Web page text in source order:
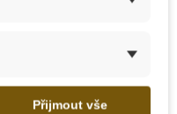
na výrobu
počátku v roce 1982
ohrožené druhy
licenční
Přijmout vše